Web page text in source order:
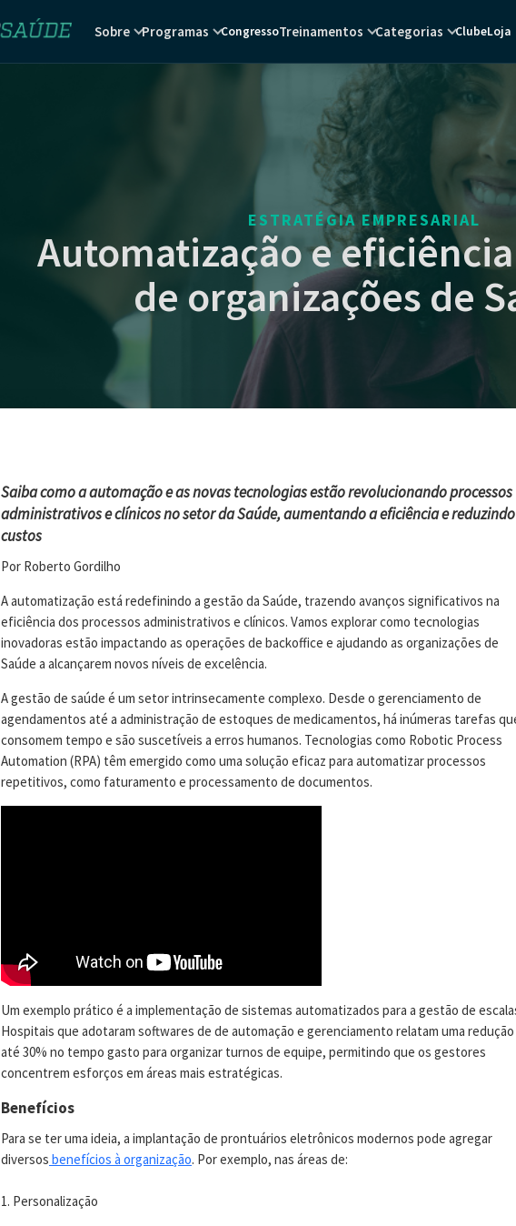
Sobre Programas CongressoTreinamentos Categorias ClubeLoja
ESTRATÉGIA EMPRESARIAL
Automatização e
de organizações de
Saiba como a automação e as novas tecnologias estão revolucionando processos
administrativos e clínicos no setor da Saúde, aumentando a eficiência e reduzindo
custos
Por Roberto Gordilho
A automatização está redefinindo a gestão da Saúde, trazendo avanços significativos na
eficiência dos processos administrativos e clínicos. Vamos explorar como tecnologias
inovadoras estão impactando as operações de backoffice e ajudando as organizações de
Saúde a alcançarem novos níveis de excelência.
A gestão de saúde é um setor intrinsecamente complexo. Desde o gerenciamento de
agendamentos até a administração de estoques de medicamentos, há inúmeras tarefas
consomem tempo e são suscetíveis a erros humanos. Tecnologias como Robotic Process
Automation (RPA) têm emergido como uma solução eficaz para automatizar processos
repetitivos, como faturamento e processamento de documentos.
Um exemplo prático é a implementação de sistemas automatizados para a gestão de
Hospitais que adotaram softwares de de automação e gerenciamento relatam uma
até 30% no tempo gasto para organizar turnos de equipe, permitindo que os gestores
concentrem esforços em áreas mais estratégicas.
Benefícios
Para se ter uma ideia, a implantação de prontuários eletrônicos modernos pode agregar
diversos benefícios à organização. Por exemplo, nas áreas de:
1. Personalização